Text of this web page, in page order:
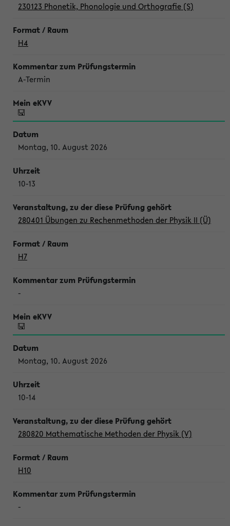
230123 Phonetik, Phonologie und Orthografie (S)
H4
A-Termin
Montag, 10. August 2026
10-13
280401 Übungen zu Rechenmethoden der Physik II (Ü)
H7
-
Montag, 10. August 2026
10-14
280820 Mathematische Methoden der Physik (V)
H10
-